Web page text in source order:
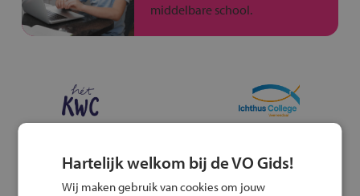
middelbare school.
Hartelijk welkom bij de VO Gids!
Wij maken gebruik van cookies om jouw